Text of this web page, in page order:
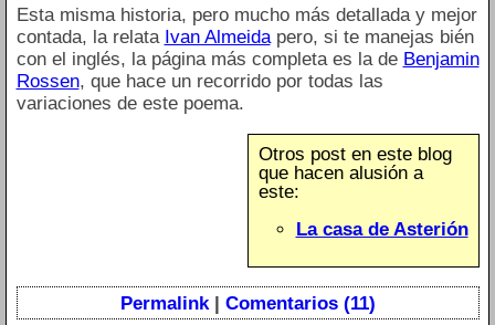
Esta misma historia, pero mucho más detallada y mejor
contada, la relata Ivan Almeidapero, si te manejas bién
con el inglés, la página más completa es la de Benjamin
Rossen, que hace un recorrido por todas las
variaciones de este poema.
Otros post en este blog
que hacen alusión a
este:
La casa de Asterión
Permalink| Comentarios (11)